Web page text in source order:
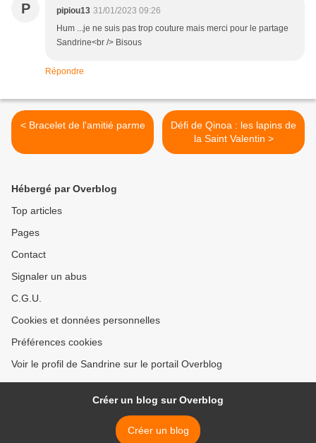
P pipiou13 31/01/2023 09:26
Hum ...je ne suis pas trop couture mais merci pour le partage
Sandrine<br /> Bisous
Répondre
< Bracelet de l'amitié parme
Défi de Qinoa : les lapins de
la Saint Valentin >
Hébergé par Overblog
Top articles
Pages
Contact
Signaler un abus
C.G.U.
Cookies et données personnelles
Préférences cookies
Voir le profil de Sandrine sur le portail Overblog
Créer un blog sur Overblog
Créer un blog